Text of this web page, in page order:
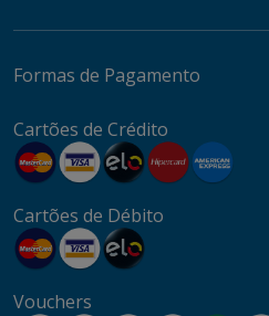
Formas de Pagamento
Cartões de Crédito
Cartões de Débito
Vouchers